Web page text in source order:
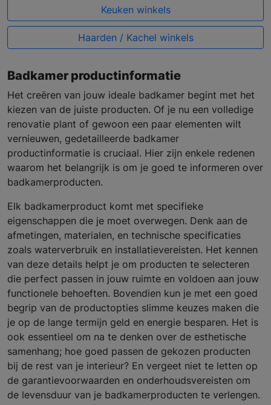
Keuken winkels
Haarden / Kachel winkels
Badkamer productinformatie
Het creëren van jouw ideale badkamer begint met het
kiezen van de juiste producten. Of je nu een volledige
renovatie plant of gewoon een paar elementen wilt
vernieuwen, gedetailleerde badkamer
productinformatie is cruciaal. Hier zijn enkele redenen
waarom het belangrijk is om je goed te informeren over
badkamerproducten.
Elk badkamerproduct komt met specifieke
eigenschappen die je moet overwegen. Denk aan de
afmetingen, materialen, en technische specificaties
zoals waterverbruik en installatievereisten. Het kennen
van deze details helpt je om producten te selecteren
die perfect passen in jouw ruimte en voldoen aan jouw
functionele behoeften. Bovendien kun je met een goed
begrip van de productopties slimme keuzes maken die
je op de lange termijn geld en energie besparen. Het is
ook essentieel om na te denken over de esthetische
samenhang; hoe goed passen de gekozen producten
bij de rest van je interieur? En vergeet niet te letten op
de garantievoorwaarden en onderhoudsvereisten om
de levensduur van je badkamerproducten te verlengen.